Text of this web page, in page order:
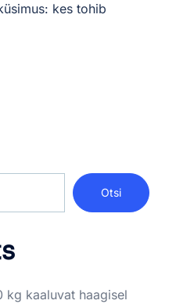
kes tohib
Otsi
kg kaaluvat haagisel